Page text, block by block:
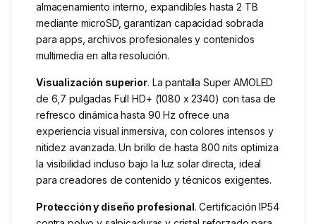
almacenamiento interno, expandibles hasta 2 TB
mediante microSD, garantizan capacidad sobrada
para apps, archivos profesionales y contenidos
multimedia en alta resolución.
Visualización superior. La pantalla Super AMOLED
de 6,7 pulgadas Full HD+ (1080 x 2340) con tasa de
refresco dinámica hasta 90 Hz ofrece una
experiencia visual inmersiva, con colores intensos y
nitidez avanzada. Un brillo de hasta 800 nits optimiza
la visibilidad incluso bajo la luz solar directa, ideal
para creadores de contenido y técnicos exigentes.
Protección y diseño profesional. Certificación IP54